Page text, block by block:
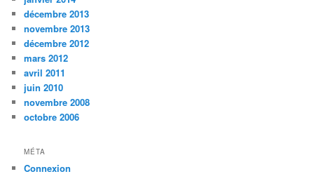
décembre 2013
novembre 2013
décembre 2012
mars 2012
avril 2011
juin 2010
novembre 2008
octobre 2006
MÉTA
Connexion